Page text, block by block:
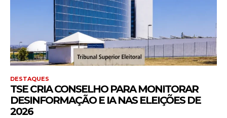
DESTAQUES
TSE CRIA CONSELHO PARA MONITORAR
DESINFORMAÇÃO E IA NAS ELEIÇÕES DE
2026